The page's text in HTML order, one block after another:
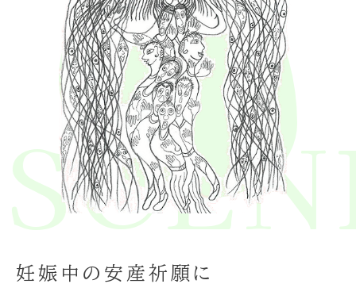
妊娠中の安産祈願に